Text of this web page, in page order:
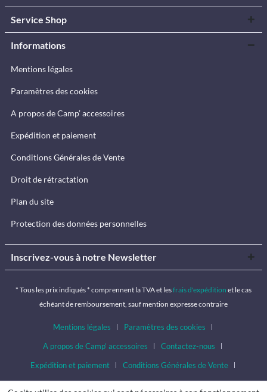
Service Shop
Informations
Mentions légales
Paramètres des cookies
A propos de Camp’ accessoires
Expédition et paiement
Conditions Générales de Vente
Droit de rétractation
Plan du site
Protection des données personnelles
Inscrivez-vous à notre Newsletter
* Tous les prix indiqués * comprennent la TVA et lesfrais d'expédition et le cas
échéant de remboursement, sauf mention expresse contraire
Mentions légales
Paramètres des cookies
A propos de Camp’ accessoires
Contactez-nous
Expédition et paiement
Conditions Générales de Vente
Droit de rétractation
Protection des données personnelles